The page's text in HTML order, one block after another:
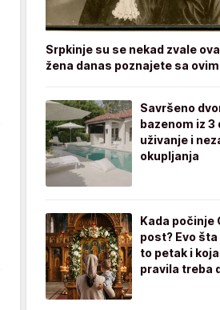
Srpkinje su se nekad zvale
žena danas poznajete sa
Savršeno
bazenom iz 3
uživanje i
okupljanja
Kada počinje
post? Evo
to petak i
pravila treba